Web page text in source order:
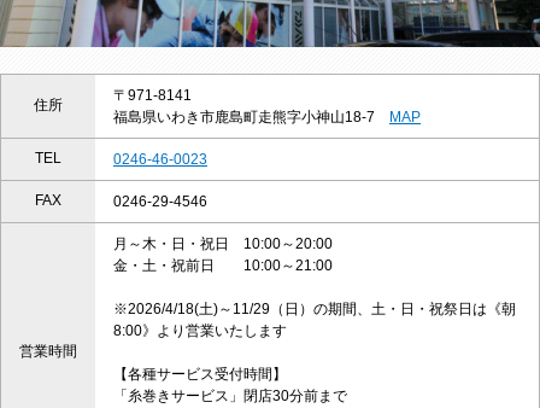
住所
〒971-8141
福島県いわき市鹿島町走熊字小神山18-7
MAP
TEL 0246-46-0023
FAX 0246-29-4546
営業時間
月～木・日・祝日 10:00～20:00
金・土・祝前日 10:00～21:00
※2026/4/18(土)～11/29（日）の期間、土・日・祝祭日は《朝
8:00》より営業いたします
【各種サービス受付時間】
「糸巻きサービス」閉店30分前まで